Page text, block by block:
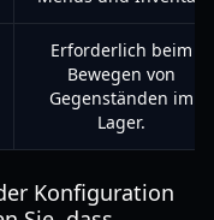
Erforderlich beim
Bewegen von
Gegenständen im
Lager.
Konfiguration